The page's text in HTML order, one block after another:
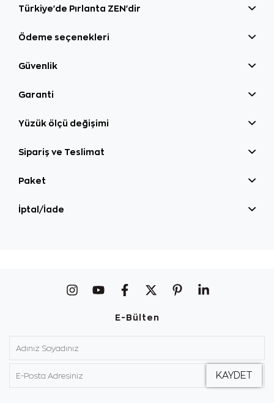
Türkiye'de Pırlanta ZEN'dir
Ödeme seçenekleri
Güvenlik
Garanti
Yüzük ölçü değişimi
Sipariş ve Teslimat
Paket
İptal/İade
E-Bülten